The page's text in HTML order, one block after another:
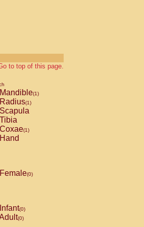
to top of this page.
Mandible(1)
Radius(1)
Scapula
Tibia
Coxae(1)
Hand
Female(0)
Infant(0)
(0)